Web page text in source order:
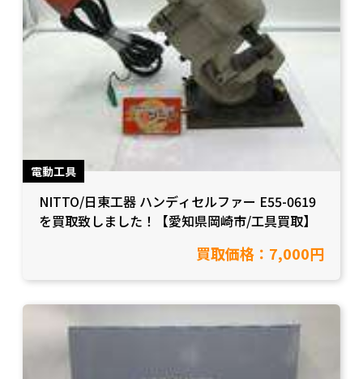
電動工具
NITTO/日東工器 ハンディセルファー E55-0619
を買取致しました！【愛知県岡崎市/工具買取】
買取価格：7,000円